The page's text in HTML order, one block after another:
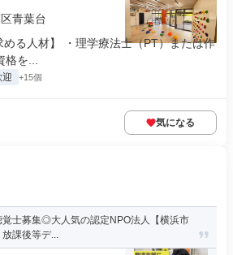
青葉台
る人材】 ・理学療法士（PT）または作
を...
迎 +15個
気になる
覚士募集◎大人気の認定NPO法人【横浜市
課後等デ...